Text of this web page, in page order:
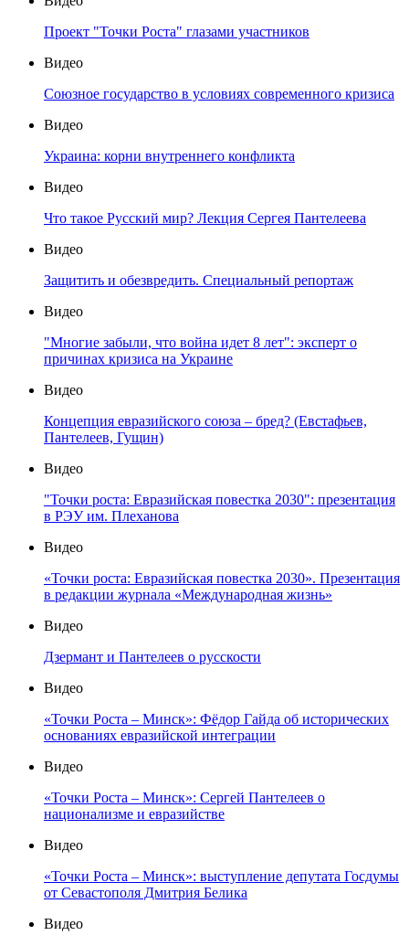
Проект "Точки Роста" глазами участников
Видео
Союзное государство в условиях современного кризиса
Видео
Украина: корни внутреннего конфликта
Видео
Что такое Русский мир? Лекция Сергея Пантелеева
Видео
Защитить и обезвредить. Специальный репортаж
Видео
"Многие забыли, что война идет 8 лет": эксперт о
причинах кризиса на Украине
Видео
Концепция евразийского союза – бред? (Евстафьев,
Пантелеев, Гущин)
Видео
"Точки роста: Евразийская повестка 2030": презентация
в РЭУ им. Плеханова
Видео
«Точки роста: Евразийская повестка 2030». Презентация
в редакции журнала «Международная жизнь»
Видео
Дзермант и Пантелеев о русскости
Видео
«Точки Роста – Минск»: Фёдор Гайда об исторических
основаниях евразийской интеграции
Видео
«Точки Роста – Минск»: Сергей Пантелеев о
национализме и евразийстве
Видео
«Точки Роста – Минск»: выступление депутата Госдумы
от Севастополя Дмитрия Белика
Видео